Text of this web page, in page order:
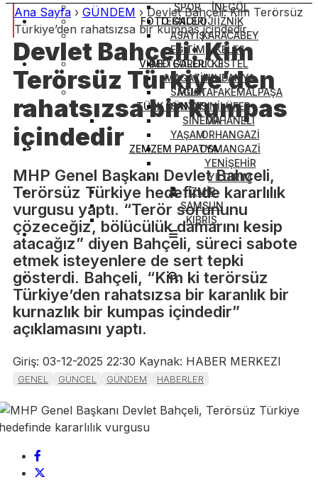
İNEGÖL
İZNİK
KARACABEY
KELES
KESTEL
MUDANYA
MUSTAFAKEMALPAŞA
NİLÜFER
ORHANELİ
ORHANGAZİ
OSMANGAZİ
YENİŞEHİR
YILDIRIM
İZMİR
SAMSUN
KIBRIS
SPOR
TEKNOLOJİ
ASAYİŞ
EĞİTİM
METEOROLOJİ
MAGAZİN
SAĞLIK
SANAT
SİNEMA
YAŞAM
FOTO GALERİ
VİDEO GALERİ
TÜRK DÜNYASI
ZEMZEM PAPATYA
Ana Sayfa › GÜNDEM › Devlet Bahçeli: Kim Terörsüz
Türkiye’den rahatsızsa bir kumpas içindedir
Devlet Bahçeli: Kim
Terörsüz Türkiye’den
rahatsızsa bir kumpas
içindedir
MHP Genel Başkanı Devlet Bahçeli,
Terörsüz Türkiye hedefinde kararlılık
vurgusu yaptı. “Terör sorununu
çözeceğiz, bölücülük damarını kesip
atacağız” diyen Bahçeli, süreci sabote
etmek isteyenlere de sert tepki
gösterdi. Bahçeli, “Kim ki terörsüz
Türkiye’den rahatsızsa bir karanlık bir
kurnazlık bir kumpas içindedir”
açıklamasını yaptı.
Giriş: 03-12-2025 22:30 Kaynak: HABER MERKEZI
GENEL GÜNCEL GÜNDEM HABERLER